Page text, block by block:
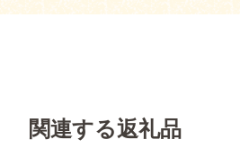
関連する返礼品